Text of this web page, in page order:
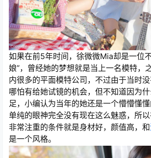
如果在前5年时间，徐微微Mia却是一位
娘”，曾经她的梦想就是当上一名模特，
内很多的平面模特公司，不过由于当时没
哪怕有给她试镜的机会，但不知道因为
足，小编认为当年的她还是一个懵懵懂
单纯的眼神完全没有现在这么魅惑，所
非常注重的条件就是身材好，颜值高，和
是一个风格。